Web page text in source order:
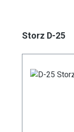
Produktgalerie
Storz D-25